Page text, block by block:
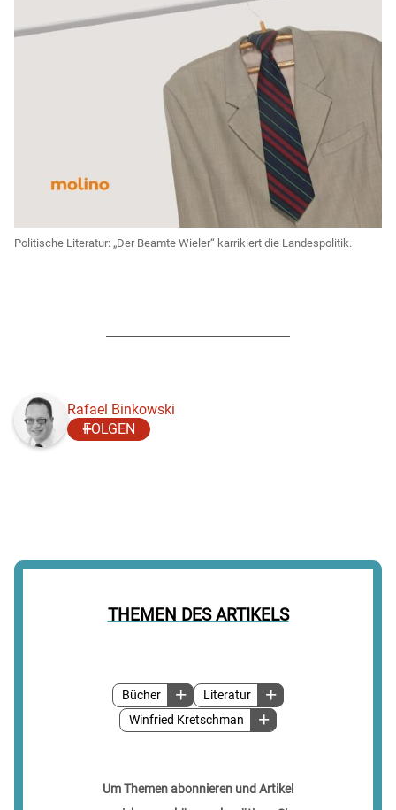
THEMEN DES ARTIKELS
Bücher
Literatur
Winfried Kretschman
Um Themen abonnieren und Artikel
Politische Literatur: „Der Beamte Wieler“ karrikiert die Landespolitik.
Rafael Binkowski
FOLGEN